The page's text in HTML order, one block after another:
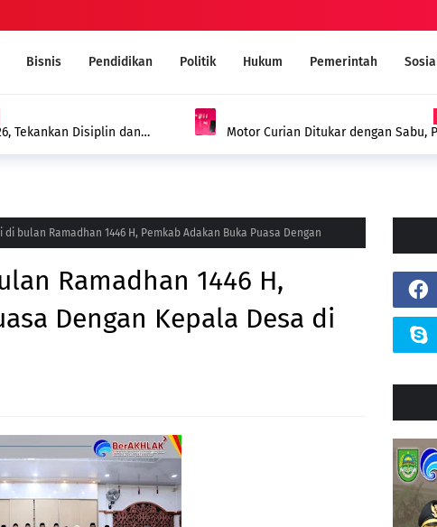
Bisnis Pendidikan Politik Hukum Pemerintah
Ditangkap Polisi dengan
MUI Sambut Positif Program Polsek
bulan Ramadhan 1446 H, Pemkab Adakan Buka Puasa Dengan
Ramadhan 1446 H,
Dengan Kepala Desa di